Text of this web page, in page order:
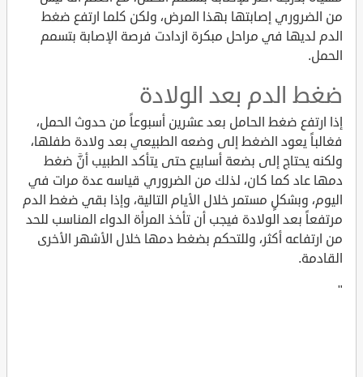
من الضروري إصابتها بهذا المرض، ولكن كلما ارتفع ضغط
الدم لديها في مراحل مبكرة ازدادت فرصة الإصابة بتسمم
الحمل.
ضغط الدم بعد الولادة
إذا ارتفع ضغط الحامل بعد عشرين أسبوعاً من حدوث الحمل،
فغالباً يعود الضغط إلى وضعه الطبيعي بعد ولادة طفلها،
ولكنه يحتاج إلى بضعة أسابيع حتى يتأكد الطبيب أنَّ ضغط
دمها عاد كما كان، لذلك من الضروري قياسه عدة مرات في
اليوم، وبشكلٍ مستمر خلال الأيام التالية، وإذا بقي ضغط الدم
مرتفعاً بعد الولادة فيجب أن تأخذ المرأة الدواء المناسب للحد
من ارتفاعه أكثر، وللتحكم بضغط دمها خلال الأشهر الأخرى
القادمة.
"